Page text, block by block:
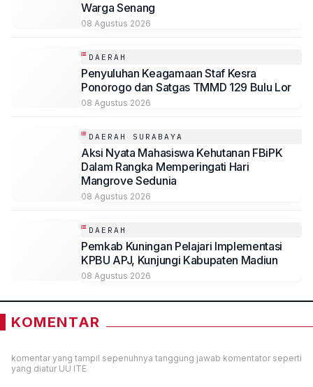
Warga Senang
08 Agustus 2026
DAERAH
Penyuluhan Keagamaan Staf Kesra
Ponorogo dan Satgas TMMD 129 Bulu Lor
08 Agustus 2026
DAERAH SURABAYA
Aksi Nyata Mahasiswa Kehutanan FBiPK
Dalam Rangka Memperingati Hari
Mangrove Sedunia
08 Agustus 2026
DAERAH
Pemkab Kuningan Pelajari Implementasi
KPBU APJ, Kunjungi Kabupaten Madiun
08 Agustus 2026
KOMENTAR
komentar yang tampil sepenuhnya tanggung jawab komentator seperti
yang diatur UU ITE